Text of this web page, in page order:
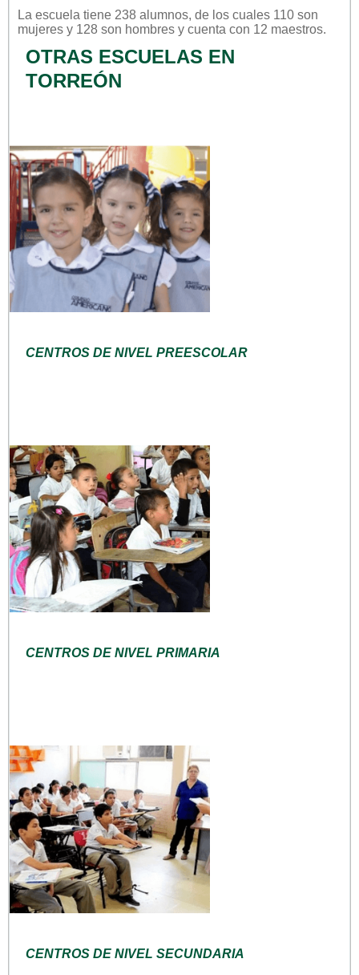
La escuela tiene 238 alumnos, de los cuales 110 son
mujeres y 128 son hombres y cuenta con 12 maestros.
OTRAS ESCUELAS EN
TORREÓN
CENTROS DE NIVEL PREESCOLAR
CENTROS DE NIVEL PRIMARIA
CENTROS DE NIVEL SECUNDARIA